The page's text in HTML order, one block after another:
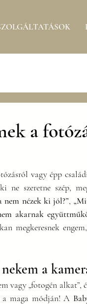
a
vagy épp
ne szeretne szép,
nem nézek ki jól?”,
akarnak
megkeresnek
a
vagy „fotogén alkat”,
maga módján! A